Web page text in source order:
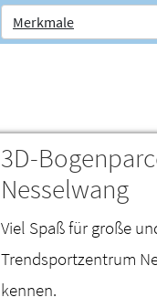
Merkmale
3D-
Nesselwang
Viel Spaß für große
Trendsportzentrum
kennen.